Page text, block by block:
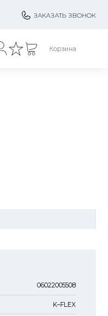
ЗАКАЗАТЬ ЗВОНОК
Корзина
06022005508
K–FLEX